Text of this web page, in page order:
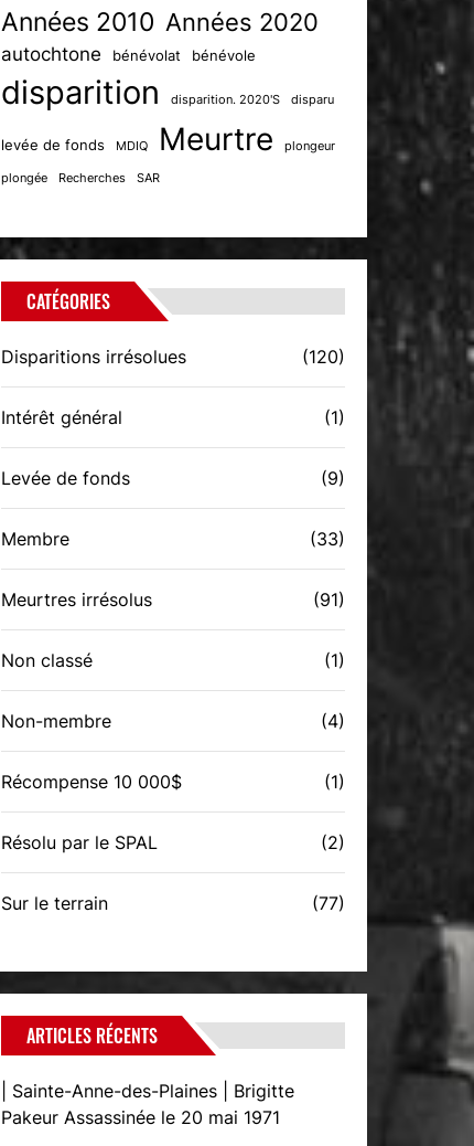
Années 2010 Années 2020
autochtone bénévolat bénévole
disparition disparition. 2020'S disparu
levée de fonds MDIQ Meurtre plongeur
plongée Recherches SAR
CATÉGORIES
Disparitions irrésolues (120)
Intérêt général (1)
Levée de fonds (9)
Membre (33)
Meurtres irrésolus (91)
Non classé (1)
Non-membre (4)
Récompense 10 000$ (1)
Résolu par le SPAL (2)
Sur le terrain (77)
ARTICLES RÉCENTS
| Sainte-Anne-des-Plaines | Brigitte
Pakeur Assassinée le 20 mai 1971